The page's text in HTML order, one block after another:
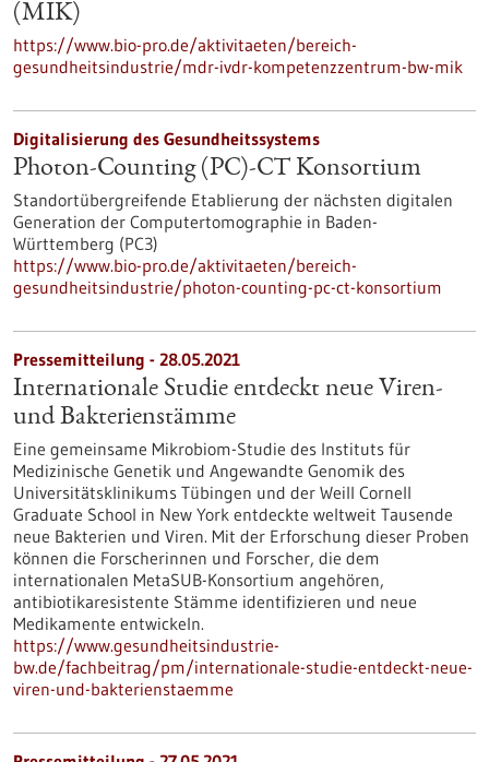
(MIK)
https://www.bio-pro.de/aktivitaeten/bereich-
gesundheitsindustrie/mdr-ivdr-kompetenzzentrum-bw-mik
Digitalisierung des Gesundheitssystems
Photon-Counting (PC)-CT Konsortium
Standortübergreifende Etablierung der nächsten digitalen
Generation der Computertomographie in Baden-
Württemberg (PC3)
https://www.bio-pro.de/aktivitaeten/bereich-
gesundheitsindustrie/photon-counting-pc-ct-konsortium
Pressemitteilung - 28.05.2021
Internationale Studie entdeckt neue Viren-
und Bakterienstämme
Eine gemeinsame Mikrobiom-Studie des Instituts für
Medizinische Genetik und Angewandte Genomik des
Universitätsklinikums Tübingen und der Weill Cornell
Graduate School in New York entdeckte weltweit Tausende
neue Bakterien und Viren. Mit der Erforschung dieser Proben
können die Forscherinnen und Forscher, die dem
internationalen MetaSUB-Konsortium angehören,
antibiotikaresistente Stämme identifizieren und neue
Medikamente entwickeln.
https://www.gesundheitsindustrie-
bw.de/fachbeitrag/pm/internationale-studie-entdeckt-neue-
viren-und-bakterienstaemme